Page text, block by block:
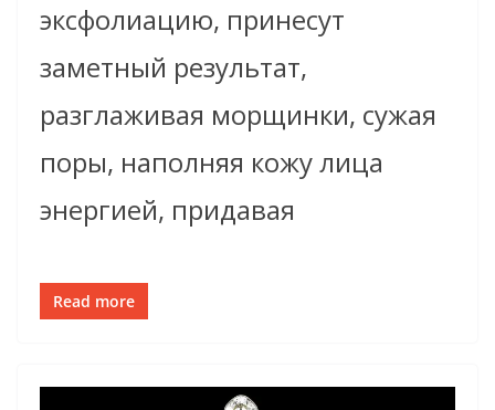
эксфолиацию, принесут
заметный результат,
разглаживая морщинки, сужая
поры, наполняя кожу лица
энергией, придавая
Read more